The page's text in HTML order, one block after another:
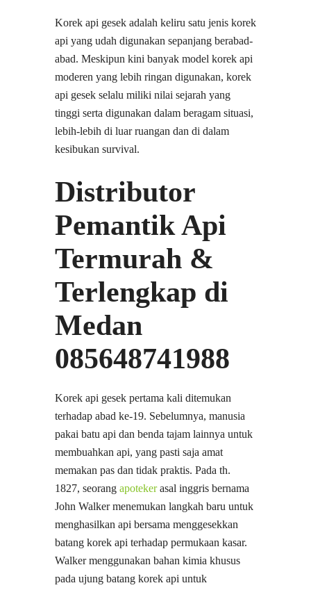
Korek api gesek adalah keliru satu jenis korek
api yang udah digunakan sepanjang berabad-
abad. Meskipun kini banyak model korek api
moderen yang lebih ringan digunakan, korek
api gesek selalu miliki nilai sejarah yang
tinggi serta digunakan dalam beragam situasi,
lebih-lebih di luar ruangan dan di dalam
kesibukan survival.
Distributor
Pemantik Api
Termurah &
Terlengkap di
Medan
085648741988
Korek api gesek pertama kali ditemukan
terhadap abad ke-19. Sebelumnya, manusia
pakai batu api dan benda tajam lainnya untuk
membuahkan api, yang pasti saja amat
memakan pas dan tidak praktis. Pada th.
1827, seorang apotekerasal inggris bernama
John Walker menemukan langkah baru untuk
menghasilkan api bersama menggesekkan
batang korek api terhadap permukaan kasar.
Walker menggunakan bahan kimia khusus
pada ujung batang korek api untuk